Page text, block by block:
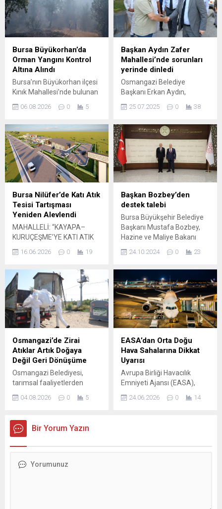
Bursa Büyükorhan’da
Orman Yangını Kontrol
Altına Alındı
Bursa’nın Büyükorhan ilçesi
Kınık Mahallesi’nde bulunan
11.30 civarında yangın çıktı.
belirlenemedi, olay sonrası
yetkililere bildirim yapıldı ve
bölgeye müdahale ekipleri
sevk edildi. Karadan Orman
Bölge Müdürlüğü ekipleri ve
itfaiye araçlarıyla yapılan ilk
müdahaleye, havadan bir
helikopter desteği eklendi.
Ekipler, havadan ve
06.08.2026 0 5
Başkan Aydın Zafer
Mahallesi’nde sorunları
yerinde dinledi
Osmangazi Belediye
Başkanı Erkan Aydın,
kapsamında Zafer
kahvaltıda bir araya geldi.
Başkan Aydın, “Biz çözüm
üretmek için yola çıktık.
Bunun için de ekibimizle
birlikte sahadayız. Bizim tek
bir derdimiz var; o da
vatandaşa hizmettir” dedi.
Osmangazi Belediye
genelindeki mahalle
ziyaretlerini aralıksız
sürdürüyor....
25.07.2025 0 38
Bursa Nilüfer’de Katı Atık
Tesisi Tartışması
Yeniden Alevlendi
MAHALLELİ: “KAYAPA–
KURUÇEŞME’YE KATI ATIK
Kayapa ve Kuruçeşme
planlanan Katı Atık Tesisi
projesinin, Bursa Büyükşehir
Belediyesi tarafından
yeniden gündeme alınması,
bölge halkı ve sivil toplum
temsilcilerinin sert tepkisine
neden oldu. Projenin
yeniden değerlendirme
sürecine girmesiyle birlikte
mahalle sakinleri, “çöp tesisi
istemiyoruz” diyerek güçlü
bir itiraz platformu
oluşturdu....
16.06.2026 0 19
Başkan Bozbey’den
destek talebi
Bursa Büyükşehir Belediye
Başkanı Mustafa Bozbey,
Hazine ve Maliye Bakanı
yönetimlere daha fazla
belirterek, “Yerel yönetimler
birçok bakanlığın da
görevlerini üstleniyor. Yüzde
altı dilim yeterli değil. Bakan
Şimşek’ten borçlarımızın
taksitle ödenmesini ve
bunun yükseltilmesini talep
ettik. Göreve geldiğimizden
bu yana SGK ve vergi
borçlarımızı...
24.10.2024 0 23
Osmangazi’de Zirai
Atıklar Artık Doğaya
Değil Geri Dönüşüme
Osmangazi Belediyesi,
tarımsal faaliyetlerden
önlemek amacıyla kırsal
sulama ve ilaçlama su
dolum noktalarına zirai atık
ambalajlarının güvenli
04.08.2026 0 5
EASA’dan Orta Doğu
Hava Sahalarına Dikkat
Uyarısı
Avrupa Birliği Havacılık
Emniyeti Ajansı (EASA),
dinamikleri göz önünde
24.06.2026 0 14
Bir Yorum Yazın